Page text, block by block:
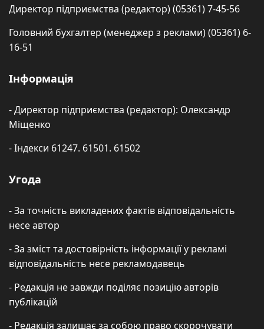
Директор підприємства (редактор) (05361) 7-45-56
Головний бухгалтер (менеджер з реклами) (05361) 6-
16-51
Інформація
- Директор підприємства (редактор): Олександр
Міщенко
- Індекси 61247. 61501. 61502
Угода
- За точність викладених фактів відповідальність
несе автор
- За зміст та достовірність інформації у рекламі
відповідальність несе рекламодавець
- Редакція не завжди поділяє позицію авторів
публікацій
- Редакція залишає за собою право скорочувати